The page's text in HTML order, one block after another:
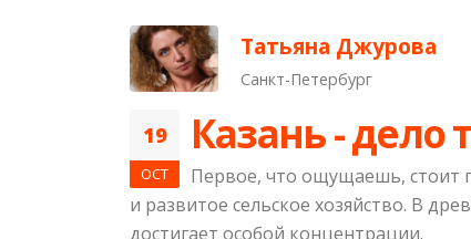
Татьяна Джурова
Санкт-Петербург
19
OCT
Казань - дело
Первое, что ощущаешь, стоит
и развитое сельское хозяйство. В
достигает особой концентрации.